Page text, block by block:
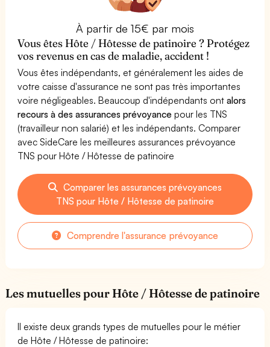
À partir de 15€ par mois
Vous êtes Hôte / Hôtesse de patinoire ? Protégez
vos revenus en cas de maladie, accident !
Vous êtes indépendants, et généralement les aides de
votre caisse d'assurance ne sont pas très importantes
voire négligeables. Beaucoup d'indépendants ontalors
recours à des assurances prévoyance pour les TNS
(travailleur non salarié) et les indépendants. Comparer
avec SideCare les meilleures assurances prévoyance
TNS pour Hôte / Hôtesse de patinoire
Comparer les assurances prévoyances
TNS pour Hôte / Hôtesse de patinoire
Comprendre l'assurance prévoyance
Les mutuelles pour Hôte / Hôtesse de patinoire
Il existe deux grands types de mutuelles pour le métier
de Hôte / Hôtesse de patinoire: